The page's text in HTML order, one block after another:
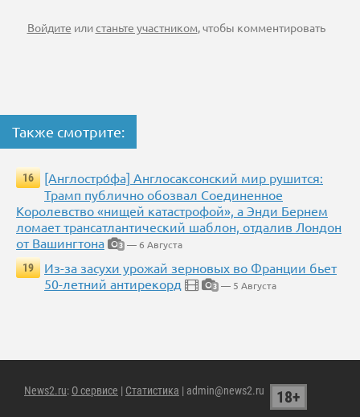
Войдите илистаньте участником, чтобы комментировать
Также смотрите:
16
[Англостро́фа] Англосаксонский мир рушится:
Трамп публично обозвал Соединенное
Королевство «нищей катастрофой», а Энди Бернем
ломает трансатлантический шаблон, отдалив Лондон
от Вашингтона
3 — 6 Августа
19
Из-за засухи урожай зерновых во Франции бьет
50-летний антирекорд
3 — 5 Августа
News2.ru: О сервисе | Статистика | admin@news2.ru 18+